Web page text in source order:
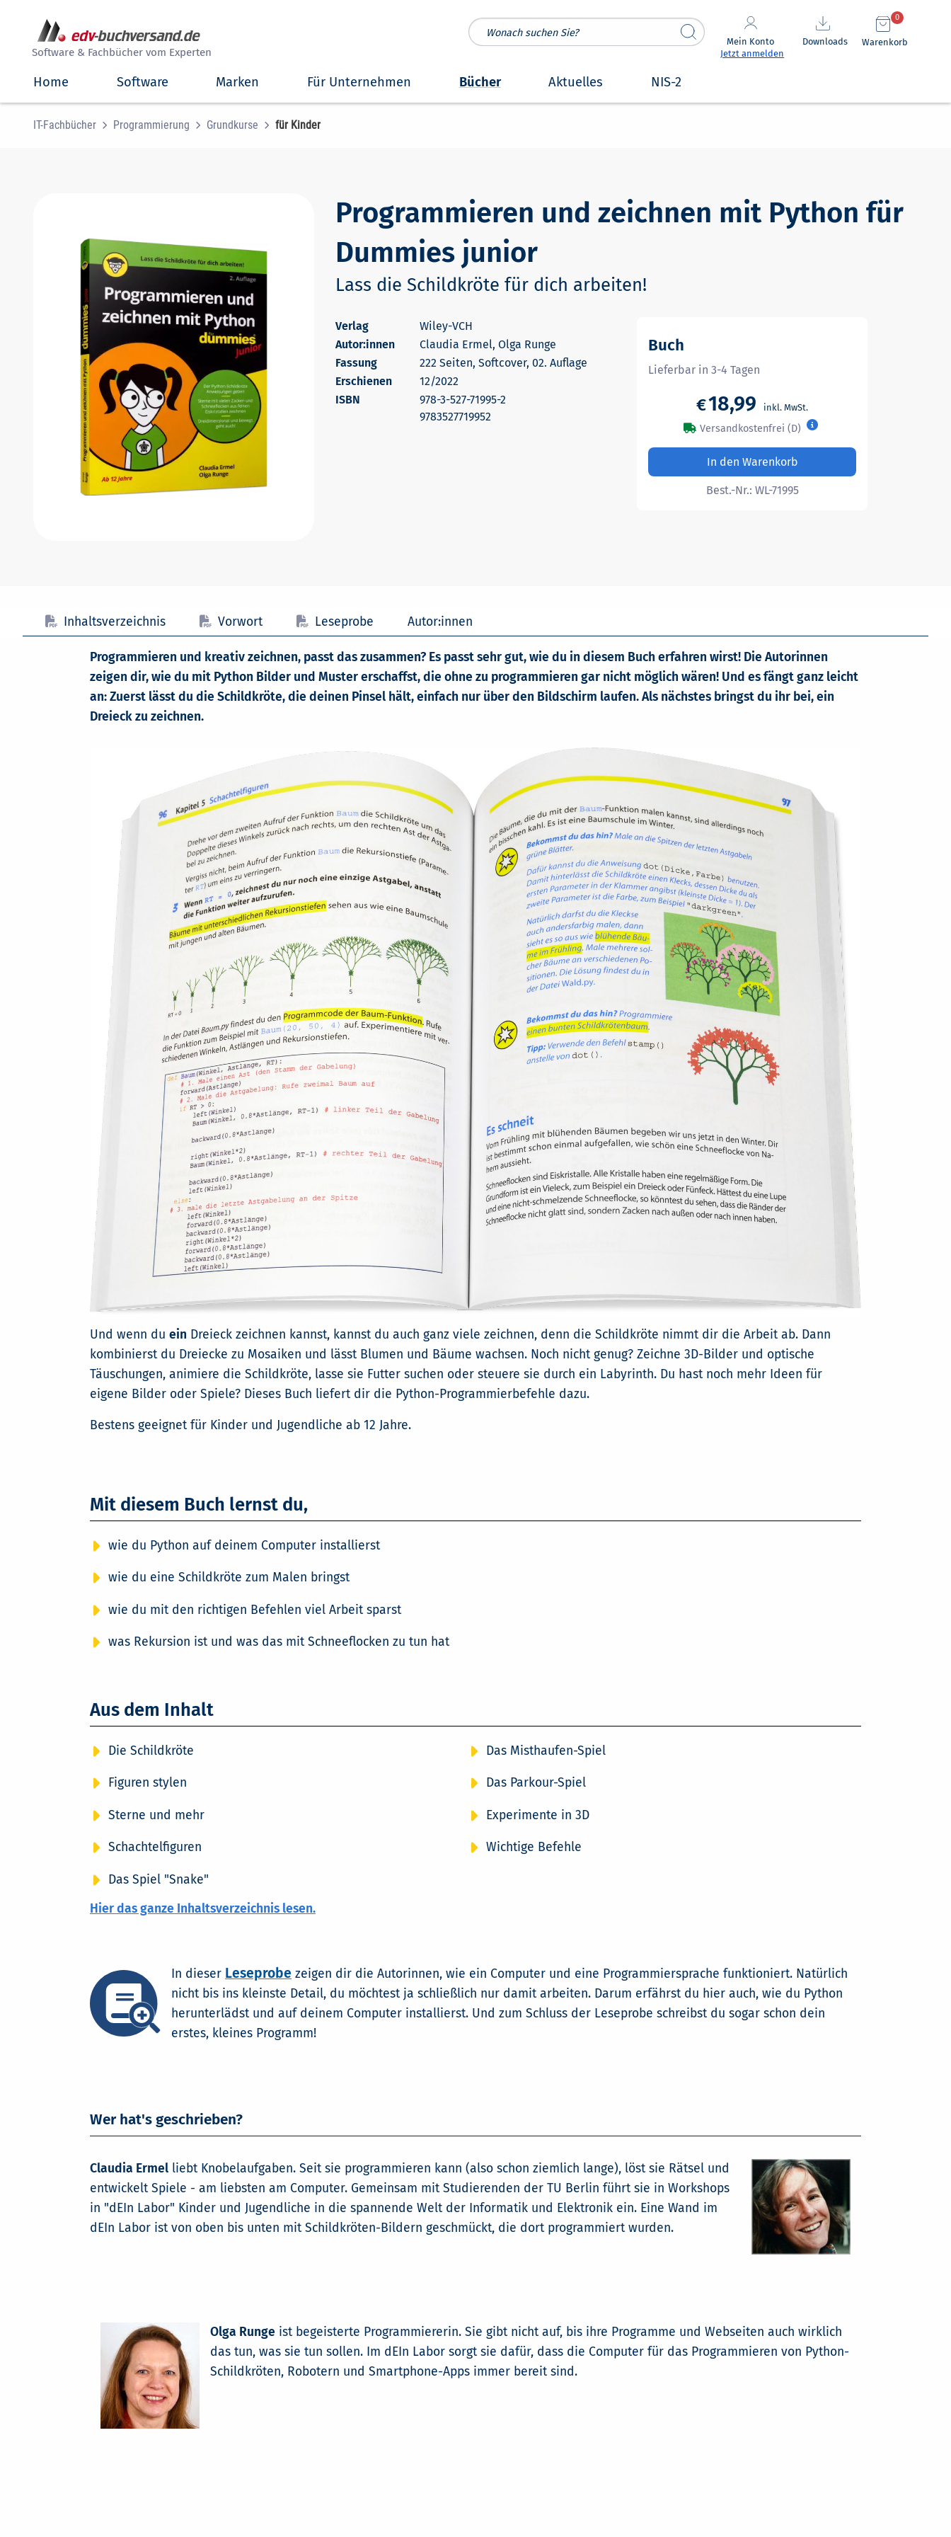
Software & Fachbücher vom Experten
Mein Konto
Jetzt anmelden
Downloads Warenkorb
0
Home Software Marken Für Unternehmen Bücher Aktuelles NIS-2
IT-Fachbücher Programmierung Grundkurse für Kinder
Programmieren und zeichnen mit Python für
Dummies junior
Lass die Schildkröte für dich arbeiten!
Wiley-VCH
Autor:innen
Claudia Ermel, Olga Runge
222 Seiten, Softcover, 02. Auflage
Erschienen
12/2022
978-3-527-71995-2
9783527719952
Buch
Lieferbar in 3-4 Tagen
€18,99
Versandkostenfrei (D)
In den Warenkorb
Best.-Nr.: WL-71995
Inhaltsverzeichnis Vorwort Leseprobe Autor:innen
Programmieren und kreativ zeichnen, passt das zusammen? Es passt sehr gut, wie du in diesem Buch erfahren wirst! Die Autorinnen
zeigen dir, wie du mit Python Bilder und Muster erschaffst, die ohne zu programmieren gar nicht möglich wären! Und es fängt ganz leicht
an: Zuerst lässt du die Schildkröte, die deinen Pinsel hält, einfach nur über den Bildschirm laufen. Als nächstes bringst du ihr bei, ein
Dreieck zu zeichnen.
Und wenn du ein Dreieck zeichnen kannst, kannst du auch ganz viele zeichnen, denn die Schildkröte nimmt dir die Arbeit ab. Dann
kombinierst du Dreiecke zu Mosaiken und lässt Blumen und Bäume wachsen. Noch nicht genug? Zeichne 3D-Bilder und optische
Täuschungen, animiere die Schildkröte, lasse sie Futter suchen oder steuere sie durch ein Labyrinth. Du hast noch mehr Ideen für
eigene Bilder oder Spiele? Dieses Buch liefert dir die Python-Programmierbefehle dazu.
Bestens geeignet für Kinder und Jugendliche ab 12 Jahre.
Mit diesem Buch lernst du,
wie du Python auf deinem Computer installierst
wie du eine Schildkröte zum Malen bringst
wie du mit den richtigen Befehlen viel Arbeit sparst
was Rekursion ist und was das mit Schneeflocken zu tun hat
Aus dem Inhalt
Die Schildkröte
Figuren stylen
Sterne und mehr
Schachtelfiguren
Das Spiel "Snake"
Hier das ganze Inhaltsverzeichnis lesen.
Das Misthaufen-Spiel
Das Parkour-Spiel
Experimente in 3D
Wichtige Befehle
In dieser Leseprobe zeigen dir die Autorinnen, wie ein Computer und eine Programmiersprache funktioniert. Natürlich
nicht bis ins kleinste Detail, du möchtest ja schließlich nur damit arbeiten. Darum erfährst du hier auch, wie du Python
herunterlädst und auf deinem Computer installierst. Und zum Schluss der Leseprobe schreibst du sogar schon dein
erstes, kleines Programm!
Wer hat's geschrieben?
Claudia Ermelliebt Knobelaufgaben. Seit sie programmieren kann (also schon ziemlich lange), löst sie Rätsel und
entwickelt Spiele - am liebsten am Computer. Gemeinsam mit Studierenden der TU Berlin führt sie in Workshops
in "dEIn Labor" Kinder und Jugendliche in die spannende Welt der Informatik und Elektronik ein. Eine Wand im
dEIn Labor ist von oben bis unten mit Schildkröten-Bildern geschmückt, die dort programmiert wurden.
Olga Runge ist begeisterte Programmiererin. Sie gibt nicht auf, bis ihre Programme und Webseiten auch wirklich
das tun, was sie tun sollen. Im dEIn Labor sorgt sie dafür, dass die Computer für das Programmieren von Python-
Schildkröten, Robotern und Smartphone-Apps immer bereit sind.